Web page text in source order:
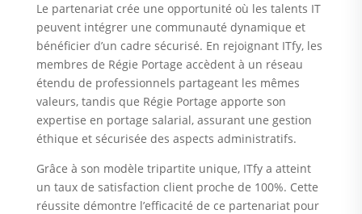
Le partenariat crée une opportunité où les talents IT
peuvent intégrer une communauté dynamique et
bénéficier d’un cadre sécurisé. En rejoignant ITfy, les
membres de Régie Portage accèdent à un réseau
étendu de professionnels partageant les mêmes
valeurs, tandis que Régie Portage apporte son
expertise en portage salarial, assurant une gestion
éthique et sécurisée des aspects administratifs.
Grâce à son modèle tripartite unique, ITfy a atteint
un taux de satisfaction client proche de 100%. Cette
réussite démontre l’efficacité de ce partenariat pour